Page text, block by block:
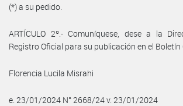
(*) a su pedido.
ARTÍCULO 2º.- Comuníquese, dese a la
Registro Oficial para su publicación en el Boletín
Florencia Lucila Misrahi
e. 23/01/2024 N° 2668/24 v. 23/01/2024